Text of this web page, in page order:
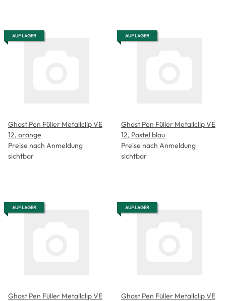
AUF LAGER
Ghost Pen Füller Metallclip VE
12, orange
Preise nach Anmeldung
sichtbar
AUF LAGER
Ghost Pen Füller Metallclip VE
12, Pastel blau
Preise nach Anmeldung
sichtbar
AUF LAGER
Ghost Pen Füller Metallclip VE
AUF LAGER
Ghost Pen Füller Metallclip VE